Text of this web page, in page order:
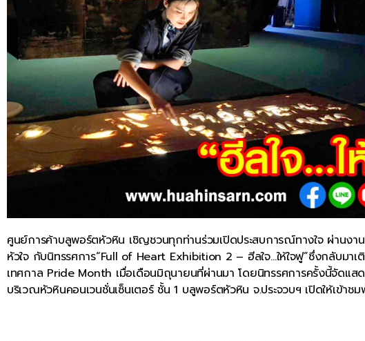
ศูนย์การค้าบลูพอร์ตหัวหิน เชิญชวนทุกท่านร่วมเปิดประสบการณ์ทางใจ ผ่านงา
หัวใจ กับนิทรรศการ“Full of Heart Exhibition 2 – ฮีลใจ…ให้ใจฟู”ซึ่งกลับมา
เทศกาล Pride Month เมื่อเดือนมิถุนายนที่ผ่านมา โดยนิทรรศการครั้งนี้จัดแ
บริเวณหัวหินคอนเวนชั่นเซ็นเตอร์ ชั้น 1 บลูพอร์ตหัวหิน จ.ประจวบฯ เปิดให้เข้า